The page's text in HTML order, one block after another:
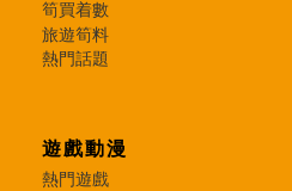
筍買着數
旅遊筍料
熱門話題
遊戲動漫
熱門遊戲